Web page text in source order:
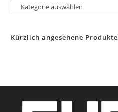
Kategorie
Kürzlich angesehene Produkte